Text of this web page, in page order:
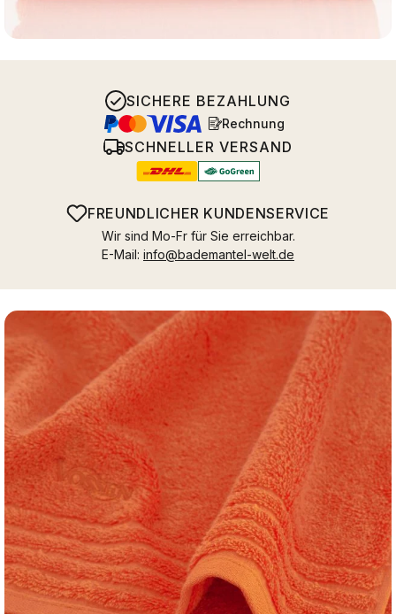
SICHERE BEZAHLUNG
Rechnung
SCHNELLER VERSAND
FREUNDLICHER KUNDENSERVICE
Wir sind Mo-Fr für Sie erreichbar.
E-Mail: info@bademantel-welt.de